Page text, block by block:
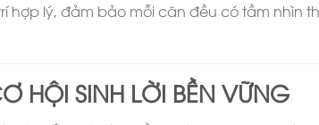
hợp lý, đảm bảo mỗi căn đều có tầm nhìn
HỘI SINH LỜI BỀN VỮNG